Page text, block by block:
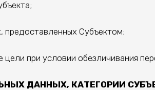
предоставленных Субъектом;
при условии обезличивания
ДАННЫХ, КАТЕГОРИИ